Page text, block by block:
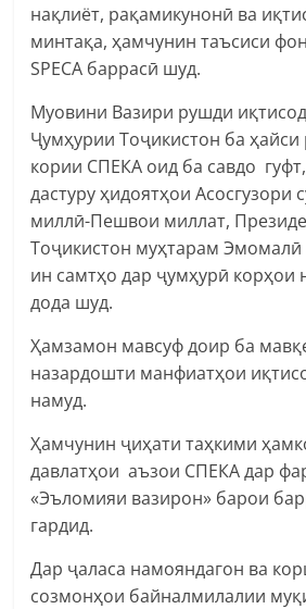
нақлиёт, рақамикунонӣ ва
минтақа, ҳамчунин таъсиси
SPECA баррасӣ шуд.
Муовини Вазири рушди
Ҷумҳурии Тоҷикистон ба ҳайси
кории СПЕКА оид ба савдо
дастуру ҳидоятҳои Асосгузори
миллӣ-Пешвои миллат,
Тоҷикистон муҳтарам
ин самтҳо дар ҷумҳурӣ корҳои
дода шуд.
Ҳамзамон мавсуф доир ба
назардошти манфиатҳои
намуд.
Ҳамчунин ҷиҳати таҳкими
давлатҳои аъзои СПЕКА дар
«Эъломияи вазирон» барои
гардид.
Дар ҷаласа намояндагон ва
созмонҳои байналмилалии